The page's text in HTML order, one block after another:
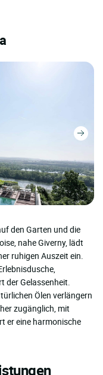
den Garten und die
nahe Giverny, lädt
ruhigen Auszeit ein.
der Gelassenheit.
Ölen verlängern
zugänglich, mit
er eine harmonische